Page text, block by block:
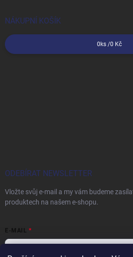
NÁKUPNÍ KOŠÍK
0ks /0 Kč
ODEBÍRAT NEWSLETTER
Vložte svůj e-mail a my vám budeme
produktech na našem e-shopu.
E-MAIL